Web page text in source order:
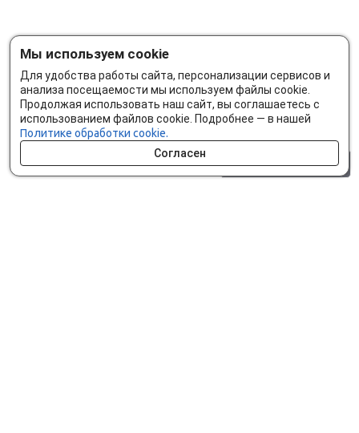
Мы используем cookie
Для удобства работы сайта, персонализации сервисов и
анализа посещаемости мы используем файлы cookie.
Продолжая использовать наш сайт, вы соглашаетесь с
использованием файлов cookie. Подробнее — в нашей
Политике обработки cookie.
Согласен